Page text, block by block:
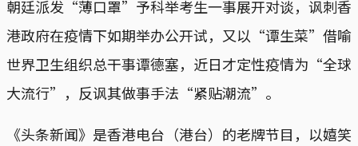
朝廷派发“薄口罩”予科举考生一事展开对谈，讽刺香
港政府在疫情下如期举办公开试，又以“谭生菜”借喻
世界卫生组织总干事谭德塞，近日才定性疫情为“全球
大流行”，反讽其做事手法“紧贴潮流”。
《头条新闻》是香港电台（港台）的老牌节目，以嬉笑